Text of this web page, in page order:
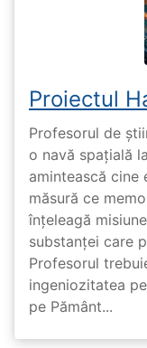
Proiectul
Profesorul de
o navă spațială
amintească cine
măsură ce
înțeleagă
substanței care
Profesorul
ingeniozitatea
pe Pământ...